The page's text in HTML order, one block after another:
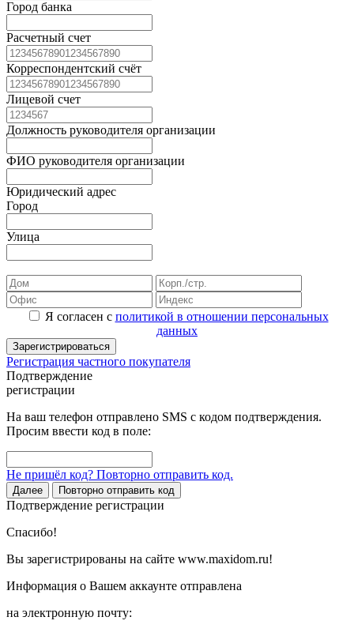
Город банка
Расчетный счет
Корреспондентский счёт
Лицевой счет
Должность руководителя организации
ФИО руководителя организации
Юридический адрес
Город
Улица
Я согласен с политикой в отношении персональных
данных
Зарегистрироваться
Регистрация частного покупателя
Подтверждение
регистрации
На ваш телефон отправлено SMS с кодом подтверждения.
Просим ввести код в поле:
Не пришёл код? Повторно отправить код.
Далее Повторно отправить код
Подтверждение регистрации
Спасибо!
Вы зарегистрированы на сайте www.maxidom.ru!
Информация о Вашем аккаунте отправлена
на электронную почту: